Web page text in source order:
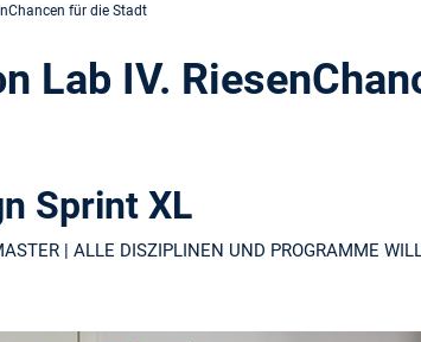
für die Stadt
Lab IV.
Sprint XL
| ALLE DISZIPLINEN UND PROGRAMME